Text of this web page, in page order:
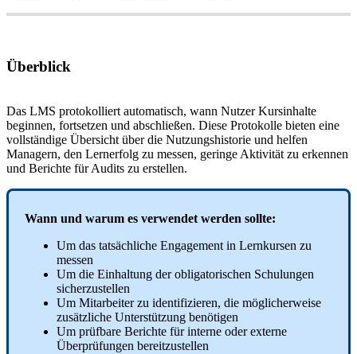
Überblick
Das LMS protokolliert automatisch, wann Nutzer Kursinhalte
beginnen, fortsetzen und abschließen. Diese Protokolle bieten eine
vollständige Übersicht über die Nutzungshistorie und helfen
Managern, den Lernerfolg zu messen, geringe Aktivität zu erkennen
und Berichte für Audits zu erstellen.
Wann und warum es verwendet werden sollte:
Um das tatsächliche Engagement in Lernkursen zu
messen
Um die Einhaltung der obligatorischen Schulungen
sicherzustellen
Um Mitarbeiter zu identifizieren, die möglicherweise
zusätzliche Unterstützung benötigen
Um prüfbare Berichte für interne oder externe
Überprüfungen bereitzustellen